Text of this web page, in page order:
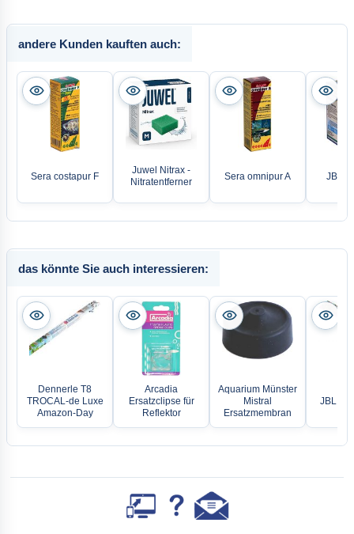
andere Kunden kauften auch:
Sera costapur F
Juwel Nitrax -
Nitratentferner
Sera omnipur A JBL
das könnte Sie auch interessieren:
Dennerle T8
TROCAL-de Luxe
Amazon-Day
Arcadia
Ersatzclipse für
Reflektor
Aquarium Münster
Mistral
Ersatzmembran
JBL